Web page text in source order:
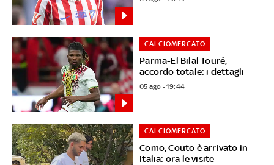
Parma-El Bilal Touré,
accordo totale: i dettagli
CALCIOMERCATO
05 ago - 19:44
Como, Couto è arrivato in
Italia: ora le visite
CALCIOMERCATO